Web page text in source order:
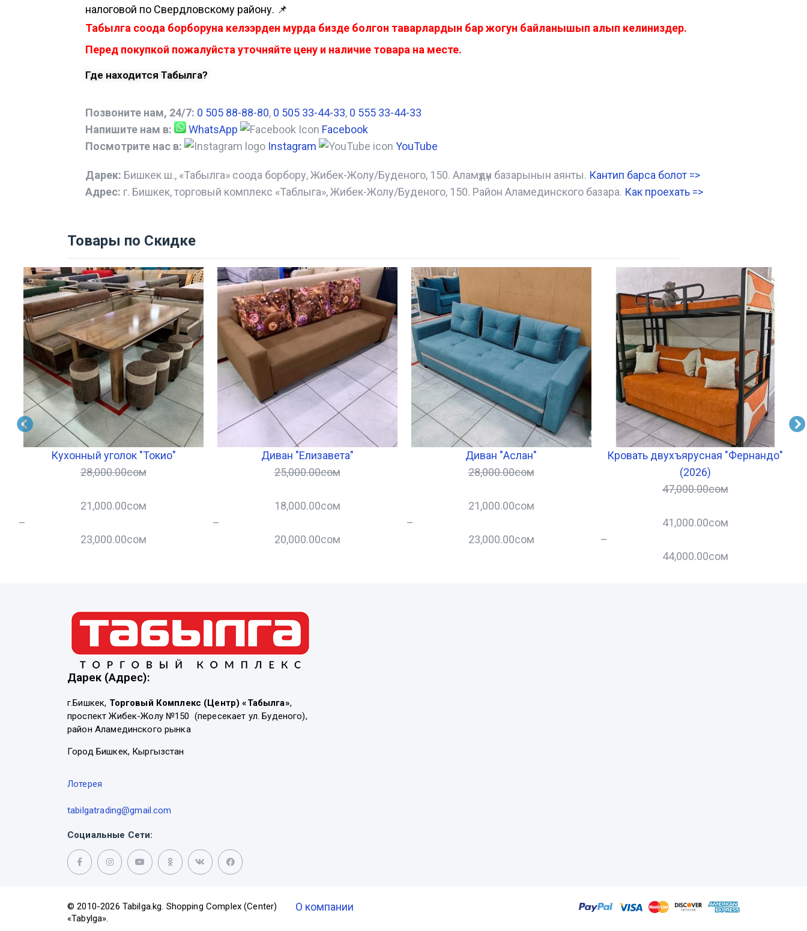
налоговой по Свердловскому району. 📌
Табылга соода борборуна келээрден мурда бизде болгон таварлардын бар жогун байланышып алып келиниздер.
Перед покупкой пожалуйста уточняйте цену и наличие товара на месте.
Где находится Табылга?
Позвоните нам, 24/7: 0 505 88-88-80, 0 505 33-44-33, 0 555 33-44-33
Напишите нам в:
WhatsApp
Facebook
Посмотрите нас в:
Instagram YouTube
Дарек: Бишкек ш., «Табылга» соода борбору, Жибек-Жолу/Буденого, 150. Аламүдүн базарынын аянты. Кантип барса болот =>
Адрес: г. Бишкек, торговый комплекс «Таблыга», Жибек-Жолу/Буденого, 150. Район Аламединского базара. Как проехать =>
Товары по Скидке
Кухонный уголок "Токио"
28,000.00сом
21,000.00сом
–
23,000.00сом
Диван "Елизавета"
25,000.00сом
18,000.00сом
–
20,000.00сом
Диван "Аслан"
28,000.00сом
21,000.00сом
–
23,000.00сом
Кровать двухъярусная "Фернандо"
(2026)
47,000.00сом
41,000.00сом
–
44,000.00сом
Дарек (Адрес):
г.Бишкек, Торговый Комплекс (Центр) «Табылга»,
проспект Жибек-Жолу №150 (пересекает ул. Буденого),
район Аламединского рынка
Город Бишкек, Кыргызстан
Лотерея
tabilgatrading@gmail.com
Социальные Сети:
© 2010-2026 Tabilga.kg. Shopping Complex (Center)
«Tabylga».
О компании